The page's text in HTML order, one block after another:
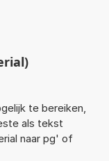
te bereiken,
als tekst
naar pg' of